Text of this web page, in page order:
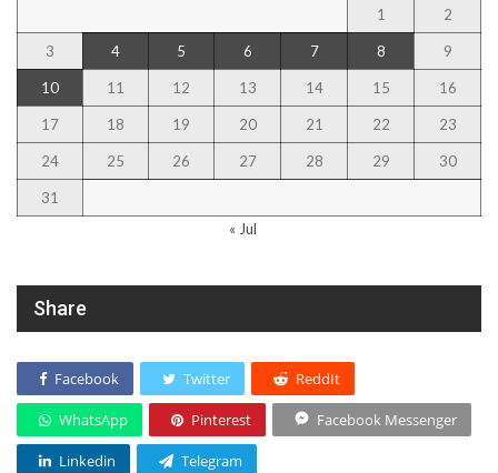
1 2
3 4 5 6 7 8 9
10 11 12 13 14 15 16
17 18 19 20 21 22 23
24 25 26 27 28 29 30
31
« Jul
Share
Facebook Twitter ReddIt
WhatsApp Pinterest Facebook Messenger
Linkedin Telegram